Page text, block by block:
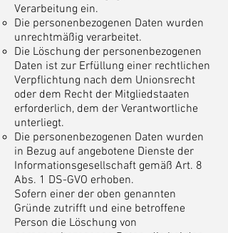
Verarbeitung ein.
Die personenbezogenen Daten wurden
unrechtmäßig verarbeitet.
Die Löschung der personenbezogenen
Daten ist zur Erfüllung einer rechtlichen
Verpflichtung nach dem Unionsrecht
oder dem Recht der Mitgliedstaaten
erforderlich, dem der Verantwortliche
unterliegt.
Die personenbezogenen Daten wurden
in Bezug auf angebotene Dienste der
Informationsgesellschaft gemäß Art. 8
Abs. 1 DS-GVO erhoben.
Sofern einer der oben genannten
Gründe zutrifft und eine betroffene
Person die Löschung von